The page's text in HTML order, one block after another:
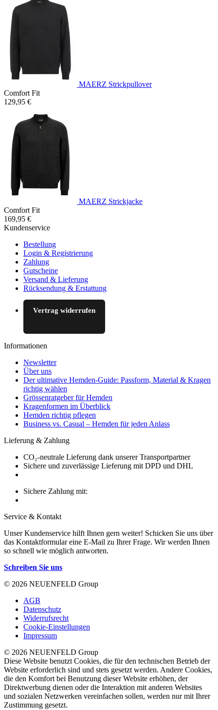
MAERZ Strickpullover
Comfort Fit
129,95 €
MAERZ Strickjacke
Comfort Fit
169,95 €
Kundenservice
Bestellung
Login & Registrierung
Zahlung
Gutscheine
Versand & Lieferung
Rücksendung & Erstattung
Vertrag widerrufen
Informationen
Newsletter
Über uns
Der ultimative Hemden-Guide: Passform, Material & Kragen
richtig wählen
Grössenratgeber für Hemden
Kragenformen im Überblick
Hemden richtig pflegen
Business vs. Casual – Hemden für jeden Anlass
Lieferung & Zahlung
CO₂-neutrale Lieferung dank unserer Transportpartner
Sichere und zuverlässige Lieferung mit DPD und DHL
Sichere Zahlung mit:
Service & Kontakt
Unser Kundenservice hilft Ihnen gern weiter! Schicken Sie uns über
das Kontaktformular eine E-Mail zu Ihrer Frage. Wir werden Ihnen
so schnell wie möglich antworten.
Schreiben Sie uns
© 2026 NEUENFELD Group
AGB
Datenschutz
Widerrufsrecht
Cookie-Einstellungen
Impressum
© 2026 NEUENFELD Group
Diese Website benutzt Cookies, die für den technischen Betrieb der
Website erforderlich sind und stets gesetzt werden. Andere Cookies,
die den Komfort bei Benutzung dieser Website erhöhen, der
Direktwerbung dienen oder die Interaktion mit anderen Websites
und sozialen Netzwerken vereinfachen sollen, werden nur mit Ihrer
Zustimmung gesetzt.